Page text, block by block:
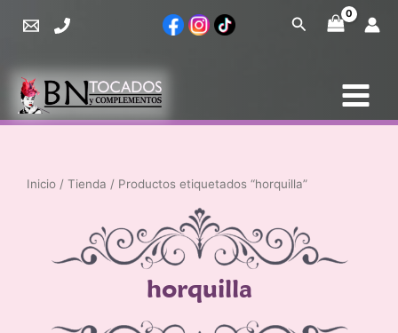
Buscar
Inicio / Tienda / Productos etiquetados “horquilla”
horquilla